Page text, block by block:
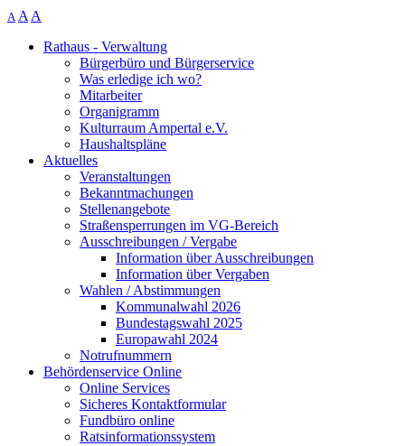
A A A
Rathaus - Verwaltung
Bürgerbüro und Bürgerservice
Was erledige ich wo?
Mitarbeiter
Organigramm
Kulturraum Ampertal e.V.
Haushaltspläne
Aktuelles
Veranstaltungen
Bekanntmachungen
Stellenangebote
Straßensperrungen im VG-Bereich
Ausschreibungen / Vergabe
Information über Ausschreibungen
Information über Vergaben
Wahlen / Abstimmungen
Kommunalwahl 2026
Bundestagswahl 2025
Europawahl 2024
Notrufnummern
Behördenservice Online
Online Services
Sicheres Kontaktformular
Fundbüro online
Ratsinformationssystem